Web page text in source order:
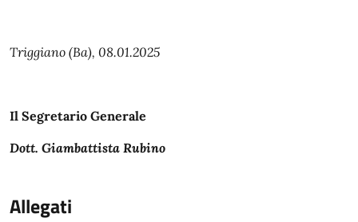
Triggiano (Ba), 08.01.2025
Il Segretario Generale
Dott. Giambattista Rubino
Allegati